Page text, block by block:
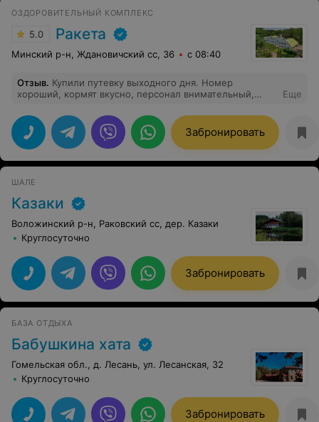
ОЗДОРОВИТЕЛЬНЫЙ КОМПЛЕКС
5.0 Ракета
Минский р-н, Ждановичский сс, 36 с 08:40
Отзыв. Купили путевку выходного дня. Номер
хороший, кормят вкусно, персонал внимательный,
Еще
Забронировать
ШАЛЕ
Казаки
Воложинский р-н, Раковский сс, дер. Казаки
Круглосуточно
Забронировать
БАЗА ОТДЫХА
Бабушкина хата
Гомельская обл., д. Лесань, ул. Лесанская, 32
Круглосуточно
Забронировать